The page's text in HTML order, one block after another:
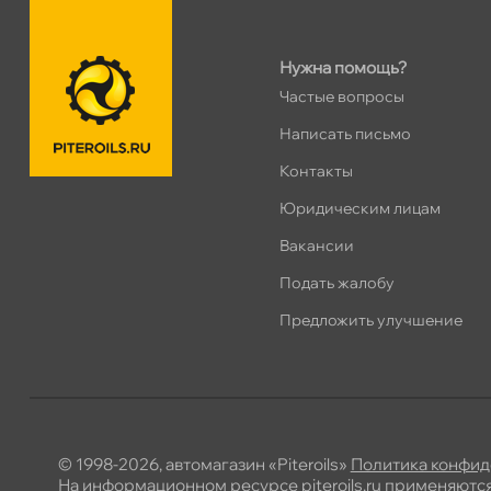
Хасанская 17к1 (Лента)
Сегодня, бесплатно
0 шт
Нужна помощь?
Частые вопросы
Написать письмо
Контакты
Юридическим лицам
акансии
Подать жалобу
Предложить улучшение
© 1998-2026, автомагазин «Piteroils» Политика
На информационном ресурсе piteroils.ru